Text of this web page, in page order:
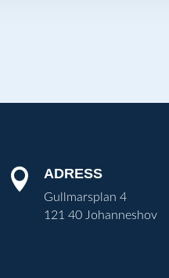
 ADRESS
Gullmarsplan 4
121 40 Johanneshov